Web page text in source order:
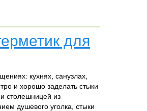
для
кухнях, санузлах,
и хорошо заделать стыки
столешницей из
душевого уголка, стыки